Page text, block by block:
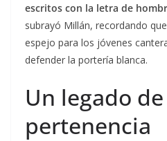
escritos con la letra de
subrayó Millán, recordando
espejo para los jóvenes
defender la portería blanca.
Un legado
pertenencia